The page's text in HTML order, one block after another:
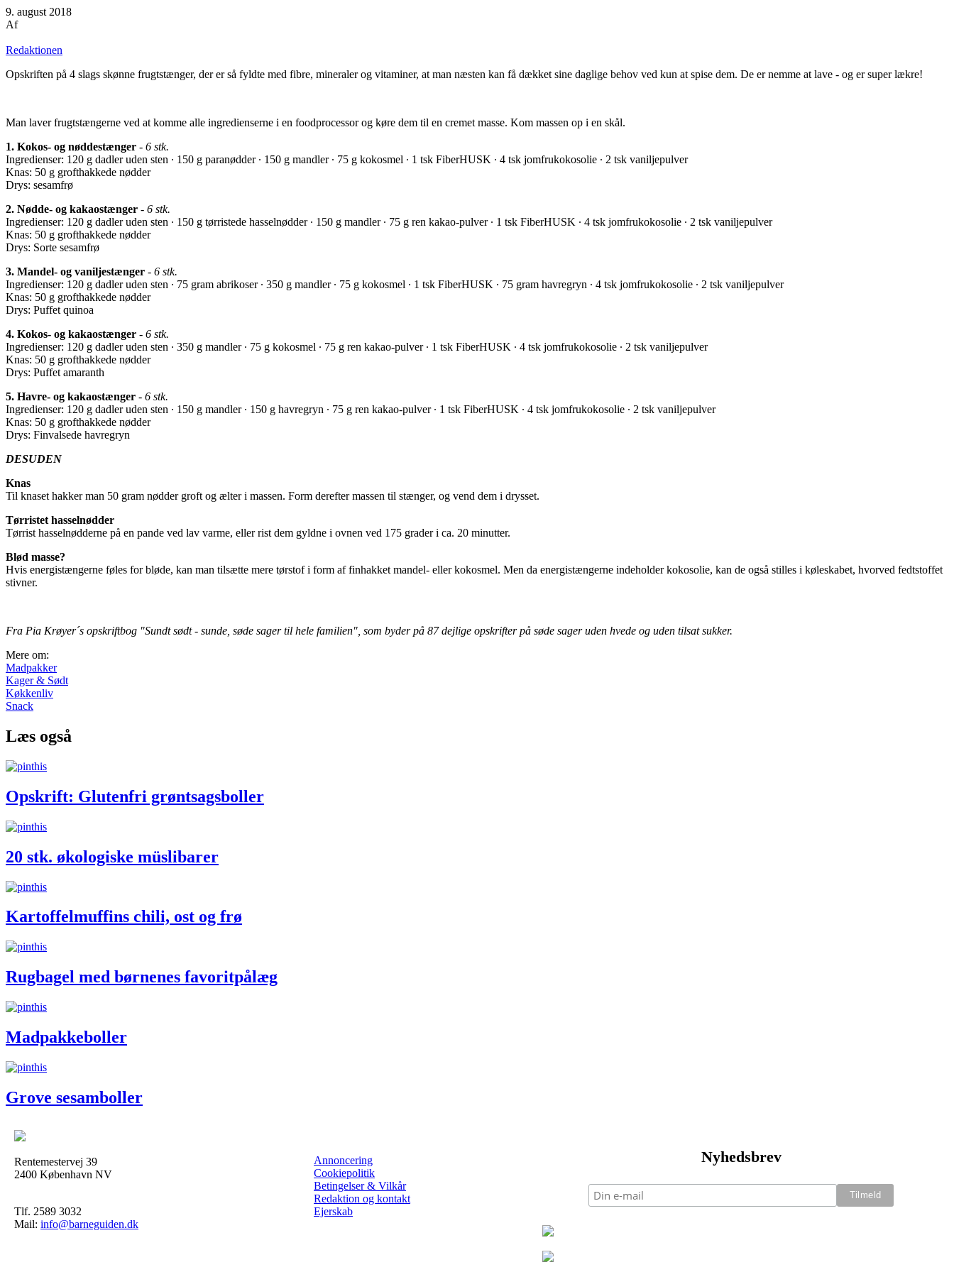
9. august 2018
Af
Redaktionen
Opskriften på 4 slags skønne frugtstænger, der er så fyldte med fibre, mineraler og vitaminer, at man næsten kan få dækket sine daglige behov ved kun at spise dem. De er nemme at lave - og er super lækre!
Man laver frugtstængerne ved at komme alle ingredienserne i en foodprocessor og køre dem til en cremet masse. Kom massen op i en skål.
1. Kokos- og nøddestænger - 6 stk.
Ingredienser: 120 g dadler uden sten ∙ 150 g paranødder ∙ 150 g mandler ∙ 75 g kokosmel ∙ 1 tsk FiberHUSK ∙ 4 tsk jomfrukokosolie ∙ 2 tsk vaniljepulver
Knas: 50 g grofthakkede nødder
Drys: sesamfrø
2. Nødde- og kakaostænger - 6 stk.
Ingredienser: 120 g dadler uden sten ∙ 150 g tørristede hasselnødder ∙ 150 g mandler ∙ 75 g ren kakao-pulver ∙ 1 tsk FiberHUSK ∙ 4 tsk jomfrukokosolie ∙ 2 tsk vaniljepulver
Knas: 50 g grofthakkede nødder
Drys: Sorte sesamfrø
3. Mandel- og vaniljestænger - 6 stk.
Ingredienser: 120 g dadler uden sten ∙ 75 gram abrikoser ∙ 350 g mandler ∙ 75 g kokosmel ∙ 1 tsk FiberHUSK ∙ 75 gram havregryn ∙ 4 tsk jomfrukokosolie ∙ 2 tsk vaniljepulver
Knas: 50 g grofthakkede nødder
Drys: Puffet quinoa
4. Kokos- og kakaostænger - 6 stk.
Ingredienser: 120 g dadler uden sten ∙ 350 g mandler ∙ 75 g kokosmel ∙ 75 g ren kakao-pulver ∙ 1 tsk FiberHUSK ∙ 4 tsk jomfrukokosolie ∙ 2 tsk vaniljepulver
Knas: 50 g grofthakkede nødder
Drys: Puffet amaranth
5. Havre- og kakaostænger - 6 stk.
Ingredienser: 120 g dadler uden sten ∙ 150 g mandler ∙ 150 g havregryn ∙ 75 g ren kakao-pulver ∙ 1 tsk FiberHUSK ∙ 4 tsk jomfrukokosolie ∙ 2 tsk vaniljepulver
Knas: 50 g grofthakkede nødder
Drys: Finvalsede havregryn
DESUDEN
Knas
Til knaset hakker man 50 gram nødder groft og ælter i massen. Form derefter massen til stænger, og vend dem i drysset.
Tørristet hasselnødder
Tørrist hasselnødderne på en pande ved lav varme, eller rist dem gyldne i ovnen ved 175 grader i ca. 20 minutter.
Blød masse?
Hvis energistængerne føles for bløde, kan man tilsætte mere tørstof i form af finhakket mandel- eller kokosmel. Men da energistængerne indeholder kokosolie, kan de også stilles i køleskabet, hvorved fedtstoffet
stivner.
Fra Pia Krøyer´s opskriftbog "Sundt sødt - sunde, søde sager til hele familien", som byder på 87 dejlige opskrifter på søde sager uden hvede og uden tilsat sukker.
Mere om:
Madpakker
Kager & Sødt
Køkkenliv
Snack
Læs også
Opskrift: Glutenfri grøntsagsboller
20 stk. økologiske müslibarer
Kartoffelmuffins chili, ost og frø
Rugbagel med børnenes favoritpålæg
Madpakkeboller
Grove sesamboller
Rentemestervej 39
2400 København NV
Tlf. 2589 3032
Mail: info@barneguiden.dk
Annoncering
Cookiepolitik
Betingelser & Vilkår
Redaktion og kontakt
Ejerskab
Nyhedsbrev